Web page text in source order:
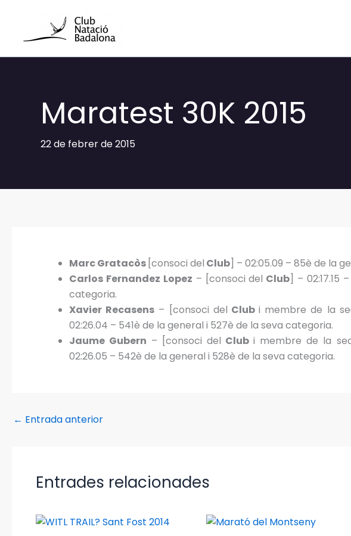
contingut
Maratest 30K 2015
22 de febrer de 2015
Marc Gratacòs [consoci del Club] – 02:05.09 – 85è de la
Carlos Fernandez Lopez – [consoci del Club] – 02:17.15
categoria.
Xavier Recasens – [consoci del Clubi membre de la
02:26.04 – 541è de la general i 527è de la seva categoria.
Jaume Gubern – [consoci del Clubi membre de la
02:26.05 – 542è de la general i 528è de la seva categoria.
← Entrada anterior
Entrades relacionades